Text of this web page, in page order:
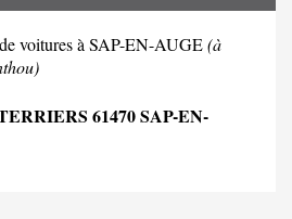
voitures à SAP-EN-AUGE(à
61470 SAP-EN-